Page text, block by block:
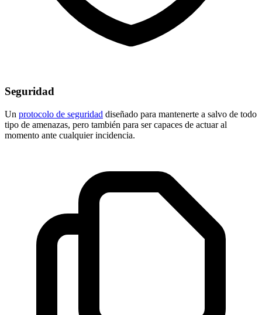
Seguridad
Un protocolo de seguridad diseñado para mantenerte a salvo de todo
tipo de amenazas, pero también para ser capaces de actuar al
momento ante cualquier incidencia.